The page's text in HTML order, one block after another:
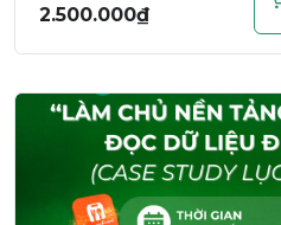
2.500.000₫